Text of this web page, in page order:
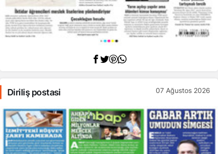
Diriliş postasi 07 Ağustos 2026